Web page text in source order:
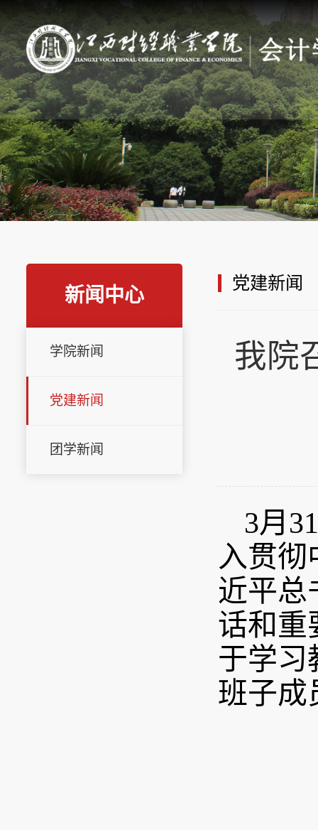
新闻中心
学院新闻
党建新闻
团学新闻
党建新闻
我院
3月
入贯彻
近平总
话和重
于学习
班子成